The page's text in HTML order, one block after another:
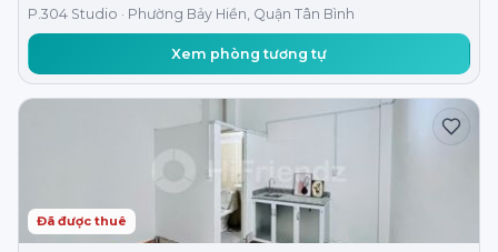
P.304 Studio · Phường Bảy Hiền, Quận Tân Bình
Xem phòng tương tự
Đã được thuê